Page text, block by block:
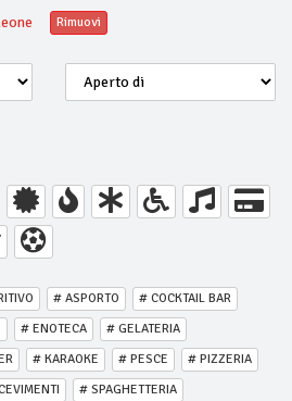
Rimuovi
# ASPORTO
# COCKTAIL BAR
# ENOTECA
# GELATERIA
# KARAOKE # PESCE
# PIZZERIA
# SPAGHETTERIA